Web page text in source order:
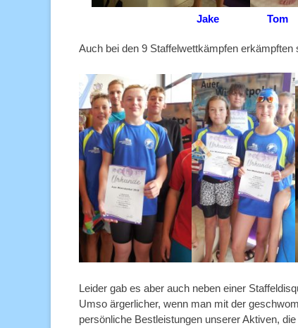
Jake
Auch bei den 9 Staffelwettkämpfen erkämpften
Leider gab es aber auch neben einer
Umso ärgerlicher, wenn man mit der
persönliche Bestleistungen unserer Aktiven,